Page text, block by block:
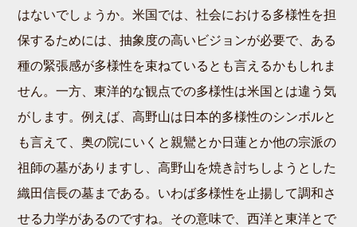
はないでしょうか。米国では、社会における多様性を担
保するためには、抽象度の高いビジョンが必要で、ある
種の緊張感が多様性を束ねているとも言えるかもしれま
せん。一方、東洋的な観点での多様性は米国とは違う気
がします。例えば、高野山は日本的多様性のシンボルと
も言えて、奥の院にいくと親鸞とか日蓮とか他の宗派の
祖師の墓がありますし、高野山を焼き討ちしようとした
織田信長の墓まである。いわば多様性を止揚して調和さ
せる力学があるのですね。その意味で、西洋と東洋とで